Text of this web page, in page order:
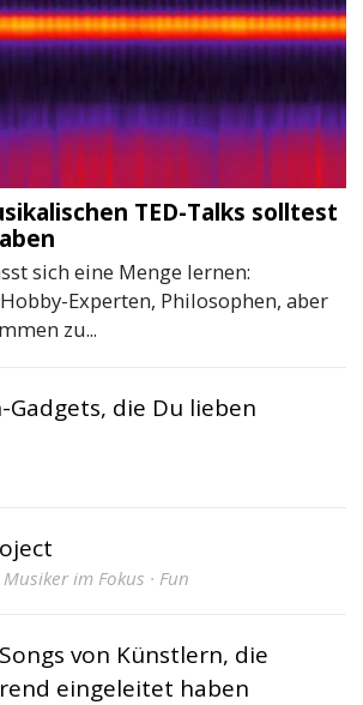
TED-Talks solltest
sich eine Menge lernen:
Experten, Philosophen, aber
zu...
Gadgets, die Du lieben
im Fokus · Fun
von Künstlern, die
eingeleitet haben